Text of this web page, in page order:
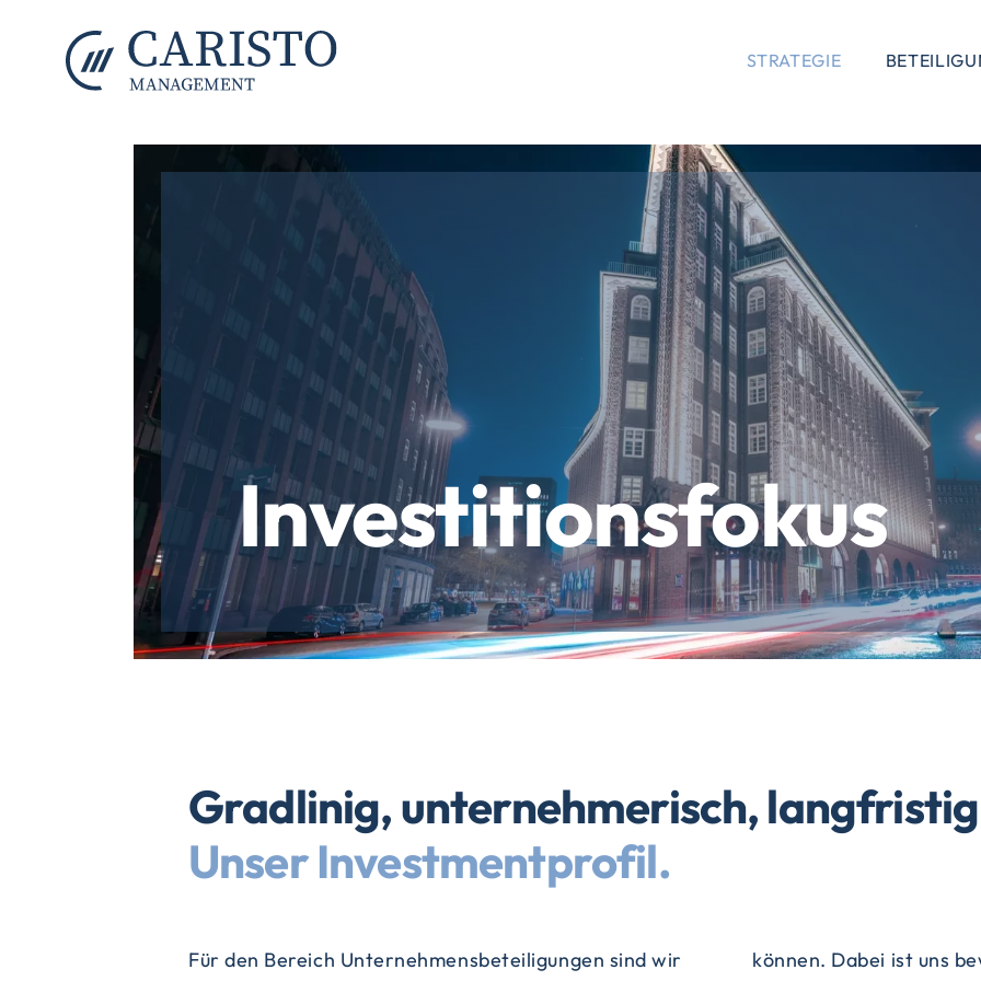
STRATEGIE
(current)
Investitionsfokus
Gradlinig, unternehmerisch,
Unser Investmentprofil.
Für den Bereich Unternehmensbeteiligungen sind wir
können. Dabei ist uns bewusst, dass jedes Unternehmen